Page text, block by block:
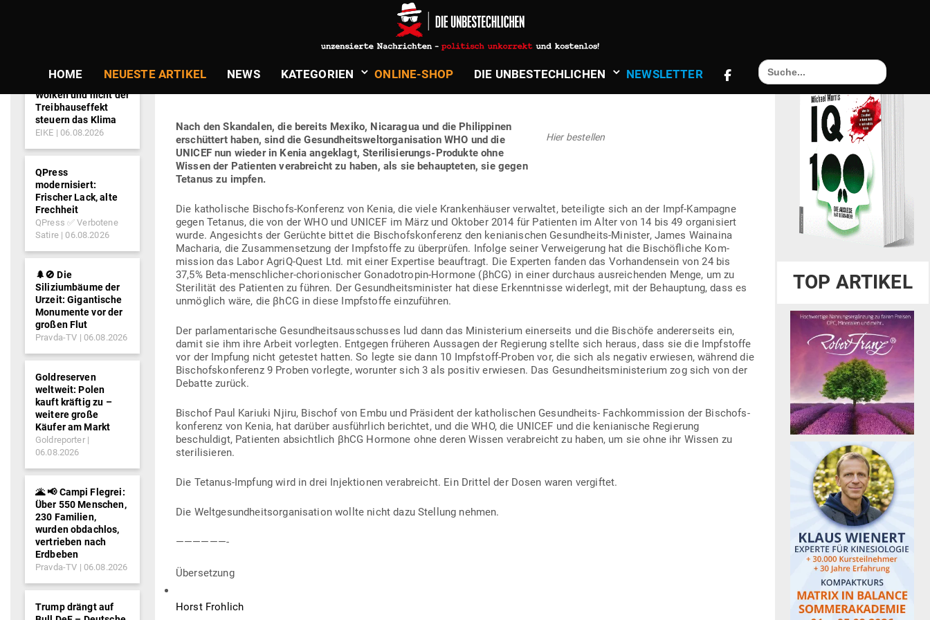
HOME NEUESTE ARTIKEL NEWS KATE­GORIEN ONLINE-SHOP DIE UNBE­STECH­LICHEN NEWS­LETTER
Search
for:
WELT UNTER DEM DECK­MANTEL DER IMPFUNG STERILISIERT
Hier bestellen
Nach den Skan­dalen, die bereits Mexiko, Nica­ragua und die Phil­ip­pinen
erschüttert haben, sind die Gesund­heits­welt­or­ga­ni­sation WHO und die
UNICEF nun wieder in Kenia ange­klagt, Ste­ri­li­sie­rungs-Pro­dukte ohne
Wissen der Pati­enten ver­ab­reicht zu haben, als sie behaup­teten, sie gegen
Tetanus zu impfen.
Die katho­lische Bischofs-Kon­ferenz von Kenia, die viele Kran­ken­häuser ver­waltet, betei­ligte sich an der Impf-Kam­pagne
gegen Tetanus, die von der WHO und UNICEF im März und Oktober 2014 für Pati­enten im Alter von 14 bis 49 orga­ni­siert
wurde. Ange­sichts der Gerüchte bittet die Bischofs­kon­ferenz den kenia­ni­schen Gesund­heits-Minister, James Wai­naina
Macharia, die Zusam­men­setzung der Impf­stoffe zu über­prüfen. Infolge seiner Ver­wei­gerung hat die Bischöf­liche Kom­
mission das Labor AgriQ-Quest Ltd. mit einer Expertise beauf­tragt. Die Experten fanden das Vor­han­densein von 24 bis
37,5% Beta-mensch­licher-cho­rio­ni­scher Gona­do­tropin-Hormone (βhCG) in einer durchaus aus­rei­chenden Menge, um zu
Ste­ri­lität des Pati­enten zu führen. Der Gesund­heits­mi­nister hat diese Erkennt­nisse widerlegt, mit der Behauptung, dass es
unmöglich wäre, die βhCG in diese Impf­stoffe einzuführen.
Der par­la­men­ta­rische Gesund­heits­aus­schusses lud dann das Minis­terium einer­seits und die Bischöfe ande­rer­seits ein,
damit sie ihm ihre Arbeit vor­legten. Ent­gegen frü­heren Aus­sagen der Regierung stellte sich heraus, dass sie die Impf­stoffe
vor der Impfung nicht getestet hatten. So legte sie dann 10 Impf­stoff-Proben vor, die sich als negativ erwiesen, während die
Bischofs­kon­ferenz 9 Proben vor­legte, wor­unter sich 3 als positiv erwiesen. Das Gesund­heits­mi­nis­terium zog sich von der
Debatte zurück.
Bischof Paul Kariuki Njiru, Bischof von Embu und Prä­sident der katho­li­schen Gesund­heits- Fach­kom­mission der Bischofs­
kon­ferenz von Kenia, hat darüber aus­führlich berichtet, und die WHO, die UNICEF und die kenia­nische Regierung
beschuldigt, Pati­enten absichtlich βhCG Hormone ohne deren Wissen ver­ab­reicht zu haben, um sie ohne ihr Wissen zu
sterilisieren.
Die Tetanus-Impfung wird in drei Injek­tionen ver­ab­reicht. Ein Drittel der Dosen waren vergiftet.
Die Welt­ge­sund­heits­or­ga­ni­sation wollte nicht dazu Stellung nehmen.
——————-
Über­setzung
Horst Frohlich
Wolken und nicht der
Treibhauseffekt
steuern das Klima
EIKE 06.08.2026
QPress
modernisiert:
Frischer Lack, alte
Frechheit
QPress ✅ Verbotene
Satire
06.08.2026
🌲🚫 Die
Siliziumbäume der
Urzeit: Gigantische
Monumente vor der
großen Flut
Pravda-TV 06.08.2026
Goldreserven
weltweit: Polen
kauft kräftig zu –
weitere große
Käufer am Markt
Goldreporter
06.08.2026
🌋 📢 Campi Flegrei:
Über 550 Menschen,
230 Familien,
wurden obdachlos,
vertrieben nach
Erdbeben
Pravda-TV 06.08.2026
Trump drängt auf
TOP ARTIKEL